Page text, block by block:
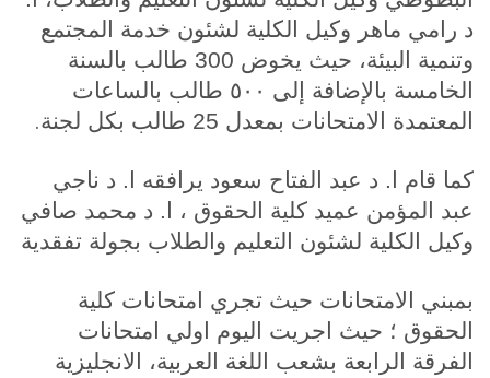
د رامي ماهر وكيل الكلية لشئون خدمة المجتمع
وتنمية البيئة، حيث يخوض 300 طالب بالسنة
الخامسة بالإضافة إلى ٥٠٠ طالب بالساعات
المعتمدة الامتحانات بمعدل 25 طالب بكل لجنة
.
كما قام ا. د عبد الفتاح سعود يرافقه ا. د ناجي
عبد المؤمن عميد كلية الحقوق ، ا. د محمد صافي
وكيل الكلية لشئون التعليم والطلاب بجولة تفقدية
بمبني الامتحانات حيث تجري امتحانات كلية
الحقوق ؛ حيث اجريت اليوم اولي امتحانات
الفرقة الرابعة بشعب اللغة العربية، الانجليزية